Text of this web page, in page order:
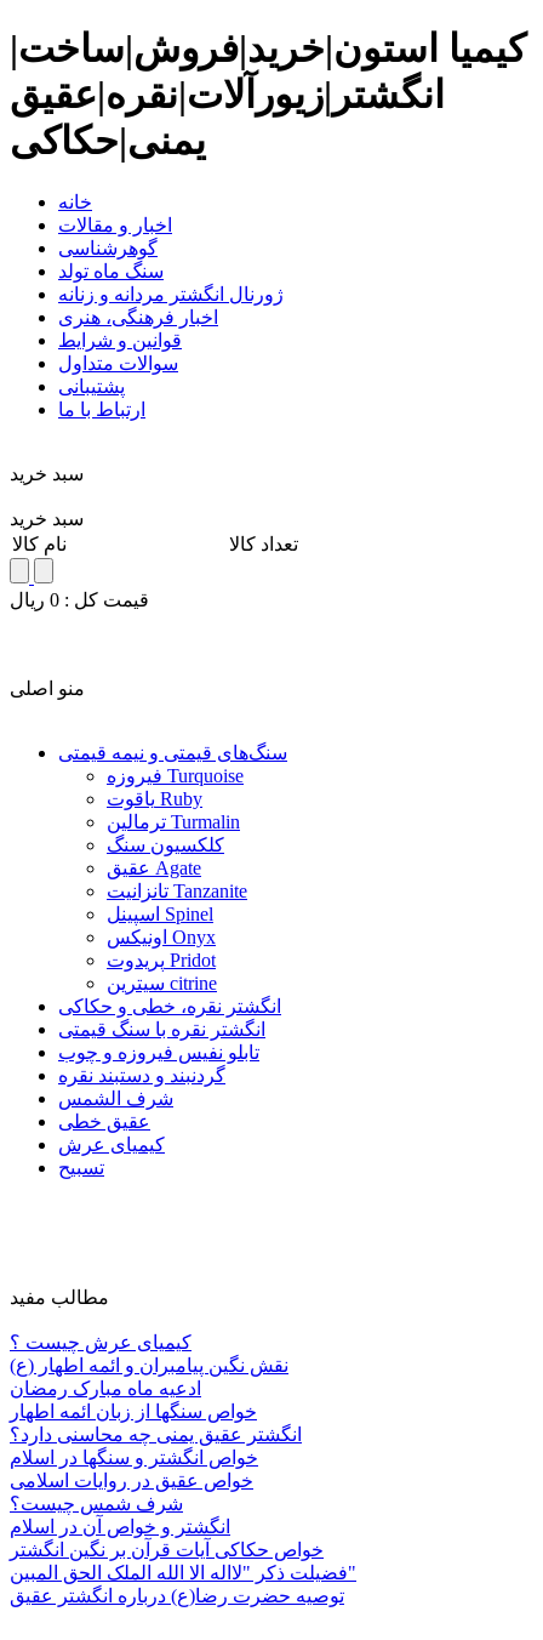
کیمیا استون|خرید|فروش|ساخت|
انگشتر|زیورآلات|نقره|عقیق
یمنی|حکاکی
خانه
اخبار و مقالات
گوهرشناسی
سنگ ماه تولد
ژورنال انگشتر مردانه و زنانه
اخبار فرهنگی، هنری
قوانین و شرایط
سوالات متداول
پشتیبانی
ارتباط با ما
سبد خريد
سبد خرید
نام کالا
تعداد کالا
قيمت کل : 0 ريال
منو اصلی
سنگ‌های قیمتی و نیمه قیمتی
فیروزه Turquoise
یاقوت Ruby
ترمالین Turmalin
کلکسیون سنگ
عقیق Agate
تانزانیت Tanzanite
اسپینل Spinel
اونیکس Onyx
پریدوت Pridot
سیترین citrine
انگشتر نقره، خطی و حکاکی
انگشتر نقره با سنگ قیمتی
تابلو نفیس فیروزه و چوب
گردنبند و دستبند نقره
شرف الشمس
عقیق خطی
کیمیای عرش
تسبیح
مطالب مفید
کیمیای عرش چیست ؟
نقش نگین پیامبران و ائمه اطهار (ع)
ادعیه ماه مبارک رمضان
خواص سنگها از زبان ائمه اطهار
انگشتر عقیق یمنی چه محاسنی دارد؟
خواص انگشتر و سنگها در اسلام
خواص عقیق در روایات اسلامی
شرف شمس چیست؟
انگشتر و خواص آن در اسلام
خواص حکاکی آیات قرآن بر نگین انگشتر
فضیلت ذکر "لااله الا الله الملک الحق المبین"
توصیه حضرت رضا(ع) درباره انگشتر عقیق